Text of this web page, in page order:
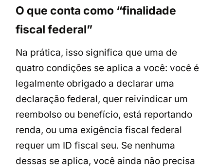
O que conta como “finalidade
fiscal federal”
Na prática, isso significa que uma de
quatro condições se aplica a você: você é
legalmente obrigado a declarar uma
declaração federal, quer reivindicar um
reembolso ou benefício, está reportando
renda, ou uma exigência fiscal federal
requer um ID fiscal seu. Se nenhuma
dessas se aplica, você ainda não precisa